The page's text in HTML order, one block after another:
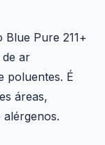
Pure 211+
ar
poluentes. É
áreas,